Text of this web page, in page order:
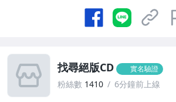
找尋絕版CD 實名驗證
粉絲數 1410 6分鐘前上線